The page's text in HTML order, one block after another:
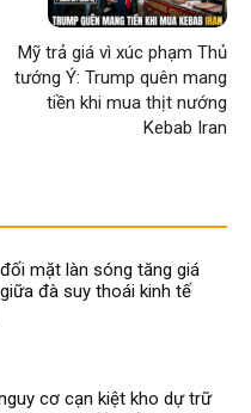
Mỹ trả giá vì xúc phạm Thủ
tướng Ý: Trump quên mang
tiền khi mua thịt nướng
Kebab Iran
mặt làn sóng tăng giá
đà suy thoái kinh tế
cơ cạn kiệt kho dự trữ